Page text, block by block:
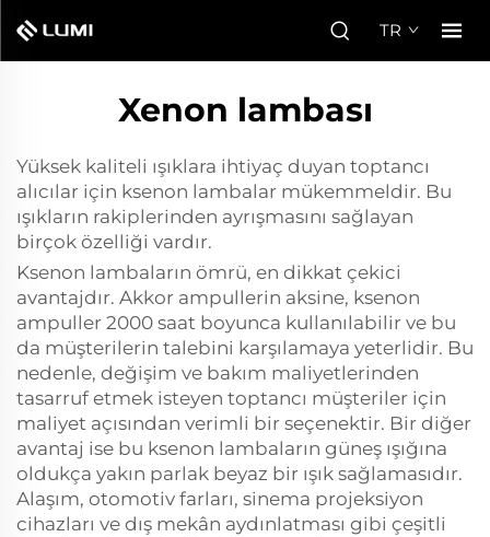
TR
Xenon lambası
Yüksek kaliteli ışıklara ihtiyaç duyan toptancı
alıcılar için ksenon lambalar mükemmeldir. Bu
ışıkların rakiplerinden ayrışmasını sağlayan
birçok özelliği vardır.
Ksenon lambaların ömrü, en dikkat çekici
avantajdır. Akkor ampullerin aksine, ksenon
ampuller 2000 saat boyunca kullanılabilir ve bu
da müşterilerin talebini karşılamaya yeterlidir. Bu
nedenle, değişim ve bakım maliyetlerinden
tasarruf etmek isteyen toptancı müşteriler için
maliyet açısından verimli bir seçenektir. Bir diğer
avantaj ise bu ksenon lambaların güneş ışığına
oldukça yakın parlak beyaz bir ışık sağlamasıdır.
Alaşım, otomotiv farları, sinema projeksiyon
cihazları ve dış mekân aydınlatması gibi çeşitli